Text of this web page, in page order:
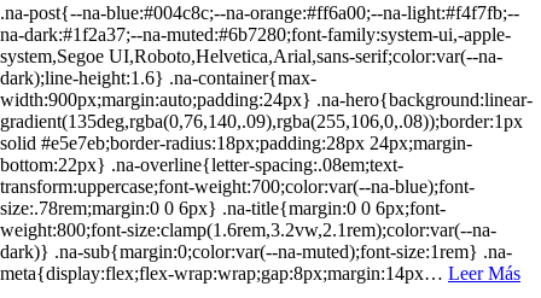
.na-post{--na-blue:#004c8c;--na-orange:#ff6a00;--na-light:#f4f7fb;--
na-dark:#1f2a37;--na-muted:#6b7280;font-family:system-ui,-apple-
system,Segoe UI,Roboto,Helvetica,Arial,sans-serif;color:var(--na-
dark);line-height:1.6} .na-container{max-
width:900px;margin:auto;padding:24px} .na-hero{background:linear-
gradient(135deg,rgba(0,76,140,.09),rgba(255,106,0,.08));border:1px
solid #e5e7eb;border-radius:18px;padding:28px 24px;margin-
bottom:22px} .na-overline{letter-spacing:.08em;text-
transform:uppercase;font-weight:700;color:var(--na-blue);font-
size:.78rem;margin:0 0 6px} .na-title{margin:0 0 6px;font-
weight:800;font-size:clamp(1.6rem,3.2vw,2.1rem);color:var(--na-
dark)} .na-sub{margin:0;color:var(--na-muted);font-size:1rem} .na-
meta{display:flex;flex-wrap:wrap;gap:8px;margin:14px… Leer Más